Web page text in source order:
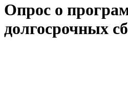
Опрос о
долгосрочных